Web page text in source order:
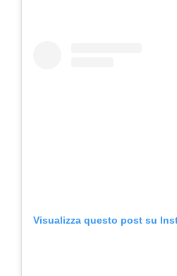
Visualizza questo post su